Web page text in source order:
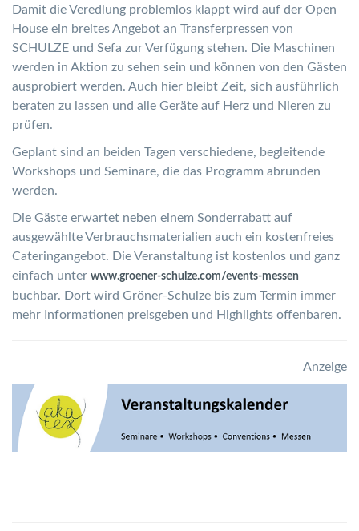
Damit die Veredlung problemlos klappt wird auf der Open
House ein breites Angebot an Transferpressen von
SCHULZE und Sefa zur Verfügung stehen. Die Maschinen
werden in Aktion zu sehen sein und können von den Gästen
ausprobiert werden. Auch hier bleibt Zeit, sich ausführlich
beraten zu lassen und alle Geräte auf Herz und Nieren zu
prüfen.
Geplant sind an beiden Tagen verschiedene, begleitende
Workshops und Seminare, die das Programm abrunden
werden.
Die Gäste erwartet neben einem Sonderrabatt auf
ausgewählte Verbrauchsmaterialien auch ein kostenfreies
Cateringangebot. Die Veranstaltung ist kostenlos und ganz
einfach unter www.groener-schulze.com/events-messen
buchbar. Dort wird Gröner-Schulze bis zum Termin immer
mehr Informationen preisgeben und Highlights offenbaren.
Anzeige